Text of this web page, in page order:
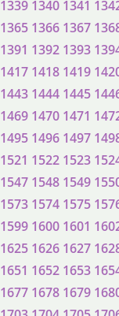
1339 1340 1341
1365 1366 1367
1391 1392 1393
1417 1418 1419
1443 1444 1445
1469 1470 1471
1495 1496 1497
1521 1522 1523
1547 1548 1549
1573 1574 1575
1599 1600 1601
1625 1626 1627
1651 1652 1653
1677 1678 1679